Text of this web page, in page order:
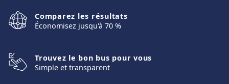
Comparez les résultats
Économisez jusqu'à 70 %
Trouvez le bon bus pour vous
Simple et transparent